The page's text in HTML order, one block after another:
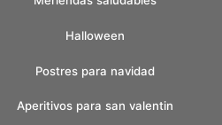
Halloween
Postres para navidad
Aperitivos para san valentin